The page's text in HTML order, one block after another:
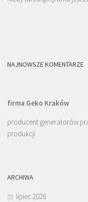
NAJNOWSZE KOMENTARZE
firma Geko Kraków
producent generatorów
produkcji
ARCHIWA
lipiec 2026